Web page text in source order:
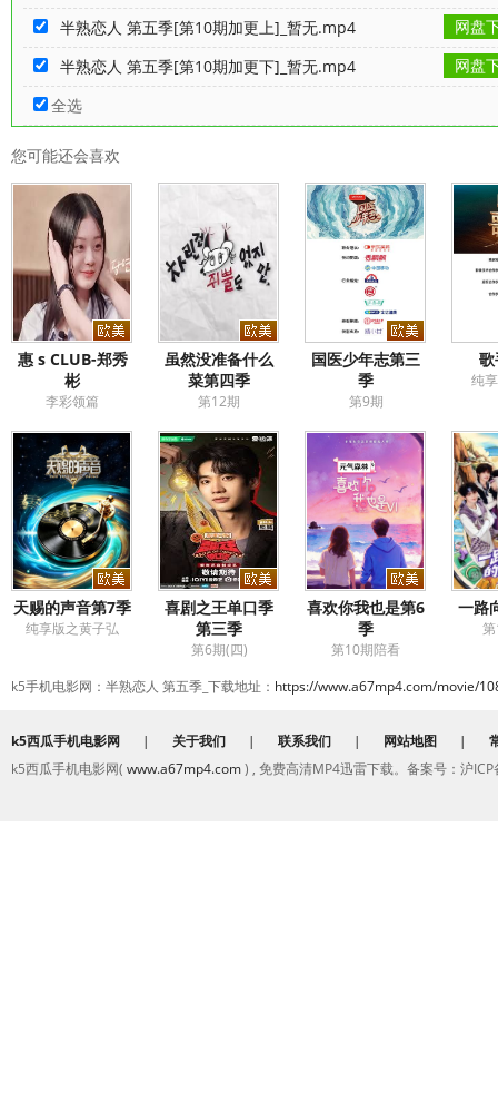
半熟恋人 第五季[第10期加更上]_暂无.mp4
网盘
半熟恋人 第五季[第10期加更下]_暂无.mp4
网盘
全选
您可能还会喜欢
惠 s CLUB-郑秀
彬
李彩领篇
虽然没准备什么
菜第四季
第12期
国医少年志第三
季
第9期
纯
天赐的声音第7季
纯享版之黄子弘
喜剧之王单口季
第三季
第6期(四)
喜欢你我也是第6
季
第10期陪看
一路
k5手机电影网：半熟恋人 第五季_下载地址： https://www.a67mp4.com/movie/
k5西瓜手机电影网 | 关于我们 | 联系我们 | 网站地图 |
k5西瓜手机电影网( www.a67mp4.com) , 免费高清MP4迅雷下载。备案号：沪